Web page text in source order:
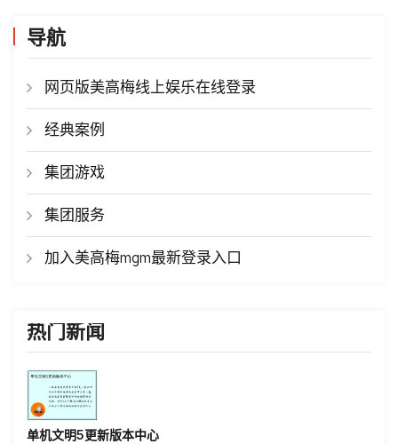
导航
网页版美高梅线上娱乐在线登录
经典案例
集团游戏
集团服务
加入美高梅mgm最新登录入口
热门新闻
单机文明5更新版本中心